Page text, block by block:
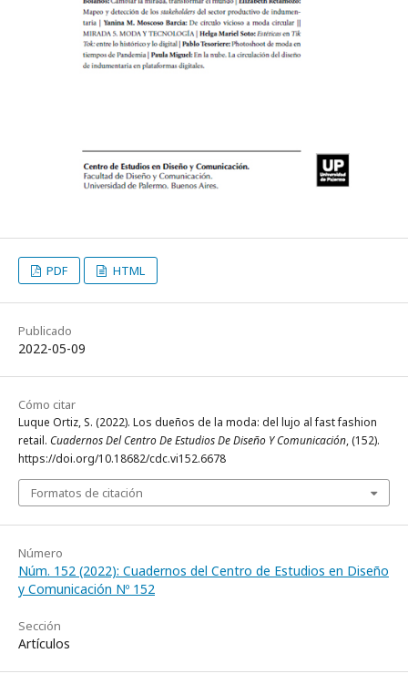
PDF HTML
Publicado
2022-05-09
Cómo citar
Luque Ortiz, S. (2022). Los dueños de la moda: del lujo al fast fashion
retail. Cuadernos Del Centro De Estudios De Diseño Y Comunicación, (152).
https://doi.org/10.18682/cdc.vi152.6678
Formatos de citación
Número
Núm. 152 (2022): Cuadernos del Centro de Estudios en Diseño
y Comunicación Nº 152
Sección
Artículos